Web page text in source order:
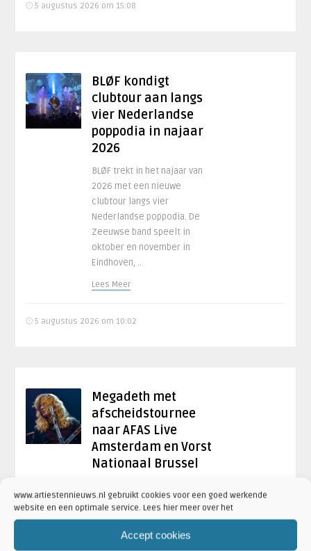
www.artiestennieuws.nl gebruikt cookies voor een goed werkende
website en een optimale service. Lees hier meer over het
Accept cookies
5 augustus 2026 om 15:08
BLØF kondigt
clubtour aan langs
vier Nederlandse
poppodia in najaar
2026
BLØF trekt in het najaar van
2026 met een nieuwe
clubtour langs vier
Nederlandse poppodia. De
Zeeuwse band speelt in
oktober en november in
Eindhoven, ..
Lees Meer
5 augustus 2026 om 10:02
Megadeth met
afscheidstournee
naar AFAS Live
Amsterdam en Vorst
Nationaal Brussel
komt in maart 2027 met haar
afscheidstournee naar
Nederland en België. De